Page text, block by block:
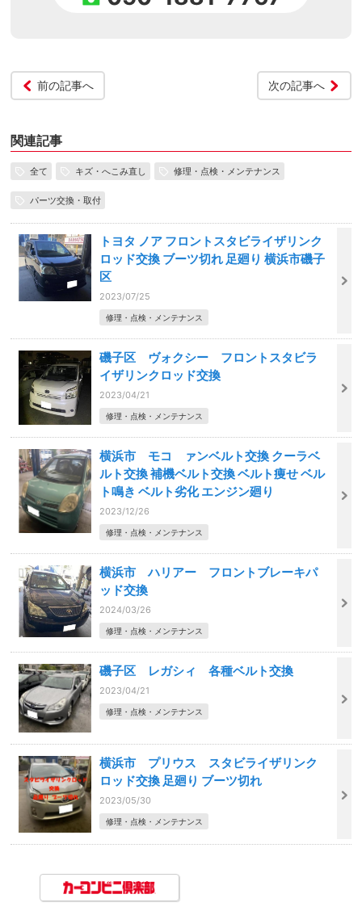
前の記事へ 次の記事へ
関連記事
全て キズ・へこみ直し 修理・点検・メンテナンス
パーツ交換・取付
トヨタ ノア フロントスタビライザリンク
ロッド交換 ブーツ切れ 足廻り 横浜市磯子
区
2023/07/25
修理・点検・メンテナンス
磯子区 ヴォクシー フロントスタビラ
イザリンクロッド交換
2023/04/21
修理・点検・メンテナンス
横浜市 モコ ァンベルト交換 クーラベ
ルト交換 補機ベルト交換 ベルト痩せ ベル
ト鳴き ベルト劣化 エンジン廻り
2023/12/26
修理・点検・メンテナンス
横浜市 ハリアー フロントブレーキパ
ッド交換
2024/03/26
修理・点検・メンテナンス
磯子区 レガシィ 各種ベルト交換
2023/04/21
修理・点検・メンテナンス
横浜市 プリウス スタビライザリンク
ロッド交換 足廻り ブーツ切れ
2023/05/30
修理・点検・メンテナンス